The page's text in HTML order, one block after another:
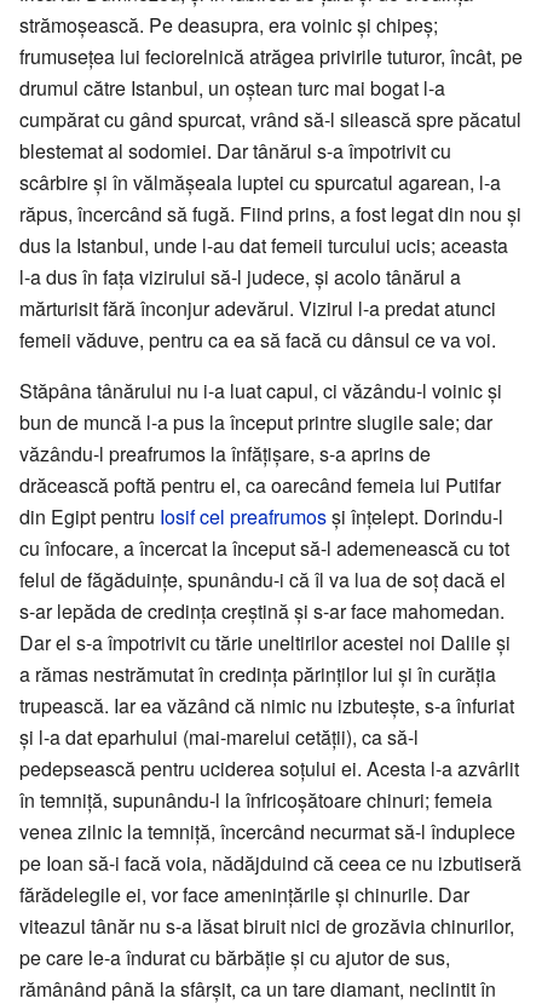
strămoșească. Pe deasupra, era voinic și chipeș;
frumusețea lui feciorelnică atrăgea privirile tuturor, încât, pe
drumul către Istanbul, un oștean turc mai bogat l-a
cumpărat cu gând spurcat, vrând să-l silească spre păcatul
blestemat al sodomiei. Dar tânărul s-a împotrivit cu
scârbire și în vălmășeala luptei cu spurcatul agarean, l-a
răpus, încercând să fugă. Fiind prins, a fost legat din nou și
dus la Istanbul, unde l-au dat femeii turcului ucis; aceasta
l-a dus în fața vizirului să-l judece, și acolo tânărul a
mărturisit fără înconjur adevărul. Vizirul l-a predat atunci
femeii văduve, pentru ca ea să facă cu dânsul ce va voi.
Stăpâna tânărului nu i-a luat capul, ci văzându-l voinic și
bun de muncă l-a pus la început printre slugile sale; dar
văzându-l preafrumos la înfățișare, s-a aprins de
drăcească poftă pentru el, ca oarecând femeia lui Putifar
din Egipt pentru Iosif cel preafrumosși înțelept. Dorindu-l
cu înfocare, a încercat la început să-l ademenească cu tot
felul de făgăduințe, spunându-i că îl va lua de soț dacă el
s-ar lepăda de credința creștină și s-ar face mahomedan.
Dar el s-a împotrivit cu tărie uneltirilor acestei noi Dalile și
a rămas nestrămutat în credința părinților lui și în curăția
trupească. Iar ea văzând că nimic nu izbutește, s-a înfuriat
și l-a dat eparhului (mai-marelui cetății), ca să-l
pedepsească pentru uciderea soțului ei. Acesta l-a azvârlit
în temniță, supunându-l la înfricoșătoare chinuri; femeia
venea zilnic la temniță, încercând necurmat să-l înduplece
pe Ioan să-i facă voia, nădăjduind că ceea ce nu izbutiseră
fărădelegile ei, vor face amenințările și chinurile. Dar
viteazul tânăr nu s-a lăsat biruit nici de grozăvia chinurilor,
pe care le-a îndurat cu bărbăție și cu ajutor de sus,
rămânând până la sfârșit, ca un tare diamant, neclintit în